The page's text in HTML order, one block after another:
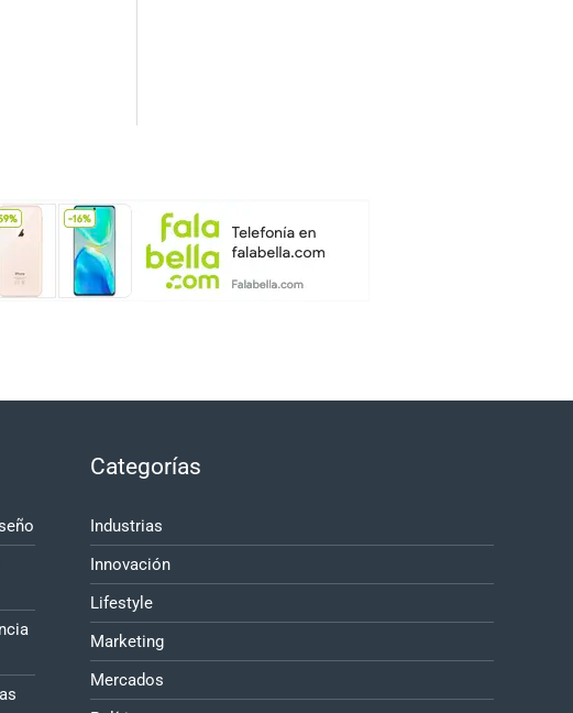
Categorías
Industrias
Innovación
Lifestyle
Marketing
Mercados